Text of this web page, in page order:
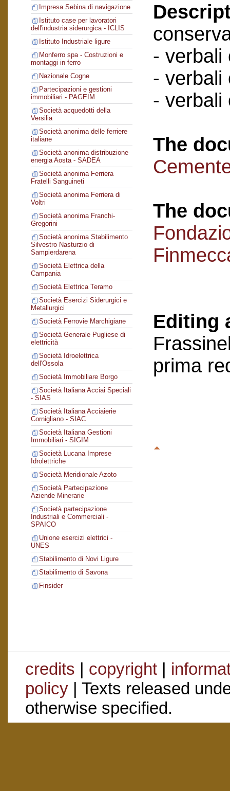
Impresa Sebina di navigazione
Istituto case per lavoratori
dell'industria siderurgica - ICLIS
Istituto Industriale ligure
Monferro spa - Costruzioni e
montaggi in ferro
Nazionale Cogne
Partecipazioni e gestioni
immobiliari - PAGEIM
Società acquedotti della
Versilia
Società anonima delle ferriere
italiane
Società anonima distribuzione
energia Aosta - SADEA
Società anonima Ferriera
Fratelli Sanguineti
Società anonima Ferriera di
Voltri
Società anonima Franchi-
Gregorini
Società anonima Stabilimento
Silvestro Nasturzio di
Sampierdarena
Società Elettrica della
Campania
Società Elettrica Teramo
Società Esercizi Siderurgici e
Metallurgici
Società Ferrovie Marchigiane
Società Generale Pugliese di
elettricità
Società Idroelettrica
dell'Ossola
Società Immobiliare Borgo
Società Italiana Acciai Speciali
- SIAS
Società Italiana Acciaierie
Cornigliano - SIAC
Società Italiana Gestioni
Immobiliari - SIGIM
Società Lucana Imprese
Idrolettriche
Società Meridionale Azoto
Società Partecipazione
Aziende Minerarie
Società partecipazione
Industriali e Commerciali -
SPAICO
Unione esercizi elettrici -
UNES
Stabilimento di Novi Ligure
Stabilimento di Savona
Finsider
- verbali
- verbali
- verbali
The
The
Editing
prima
credits | copyright|
policy| Texts released
otherwise specified.